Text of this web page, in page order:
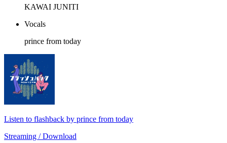
KAWAI JUNITI
Vocals
prince from today
Listen to flashback by prince from today
Streaming / Download